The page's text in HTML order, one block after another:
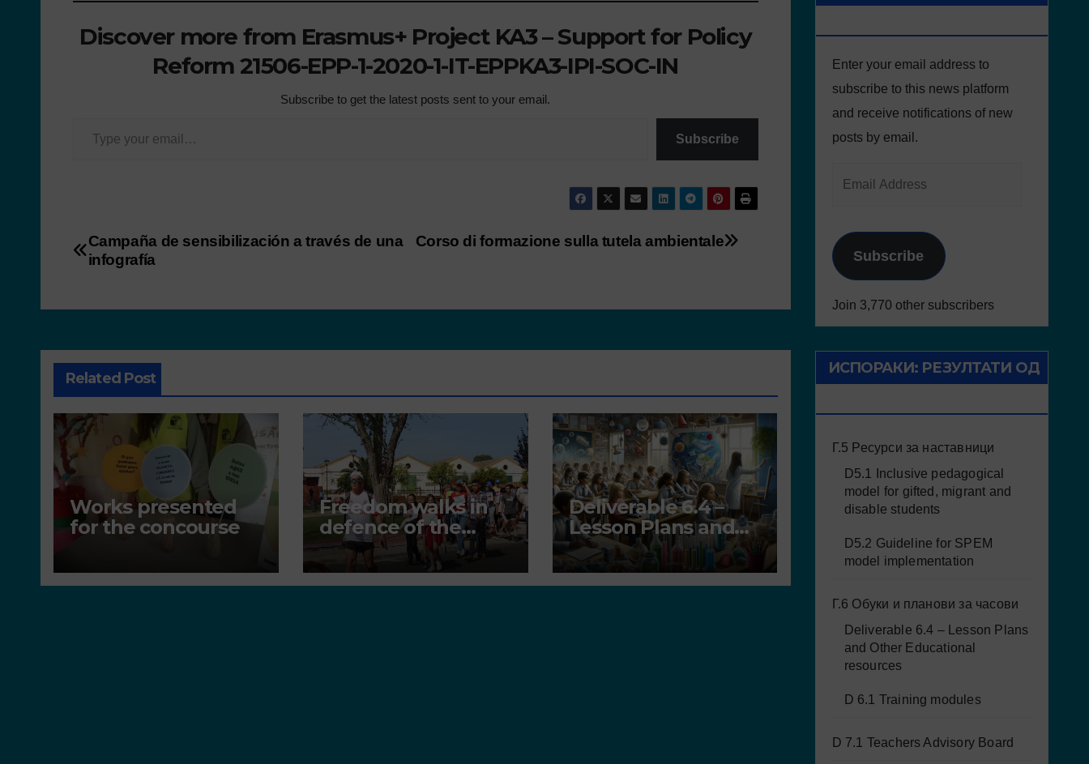
Discover more from Erasmus+ Project KA3 – Support for Policy
Reform 21506-EPP-1-2020-1-IT-EPPKA3-IPI-SOC-IN
Subscribe to get the latest posts sent to your email.
Subscribe
Corso di formazione sulla tutela ambientale
Campaña de sensibilización a través de una
infografía
Related Post
Works presented
for the concourse
Freedom walks in
defence of the
environment
Deliverable 6.4 –
Lesson Plans and
Other Educational
resources
Enter your email address to
subscribe to this news platform
and receive notifications of new
posts by email.
Subscribe
Join 3,770 other subscribers
ИСПОРАКИ: РЕЗУЛТАТИ ОД
Г.5 Ресурси за наставници
D5.1 Inclusive pedagogical
model for gifted, migrant and
disable students
D5.2 Guideline for SPEM
model implementation
Г.6 Обуки и планови за часови
Deliverable 6.4 – Lesson Plans
and Other Educational
resources
D 6.1 Training modules
D 7.1 Teachers Advisory Board